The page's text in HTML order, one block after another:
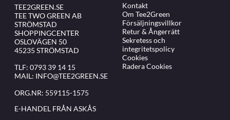
TEE2GREEN.SE
TEE TWO GREEN AB
STRÖMSTAD
SHOPPINGCENTER
OSLOVÄGEN 50
45235 STRÖMSTAD
TLF: 0793 39 14 15
MAIL: INFO@TEE2GREEN.SE
ORG.NR: 559115-1575
E-HANDEL FRÅN ASKÅS
Kontakt
Om Tee2Green
Försäljningsvillkor
Retur & Ångerrätt
Sekretess och
integritetspolicy
Cookies
Radera Cookies